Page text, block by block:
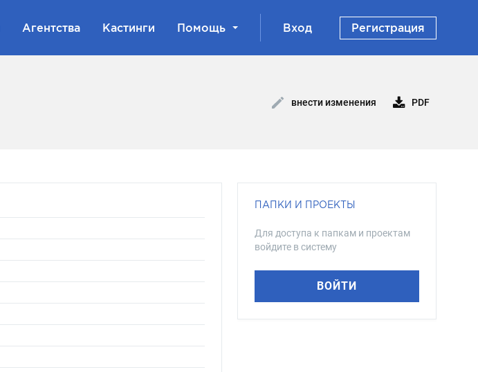
Агентства Кастинги Помощь Вход Регистрация
внести изменения PDF
ПАПКИ И ПРОЕКТЫ
Для доступа к папкам и проектам
войдите в систему
ВОЙТИ